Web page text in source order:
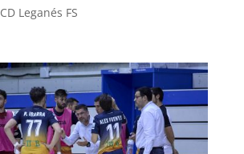
CD Leganés FS